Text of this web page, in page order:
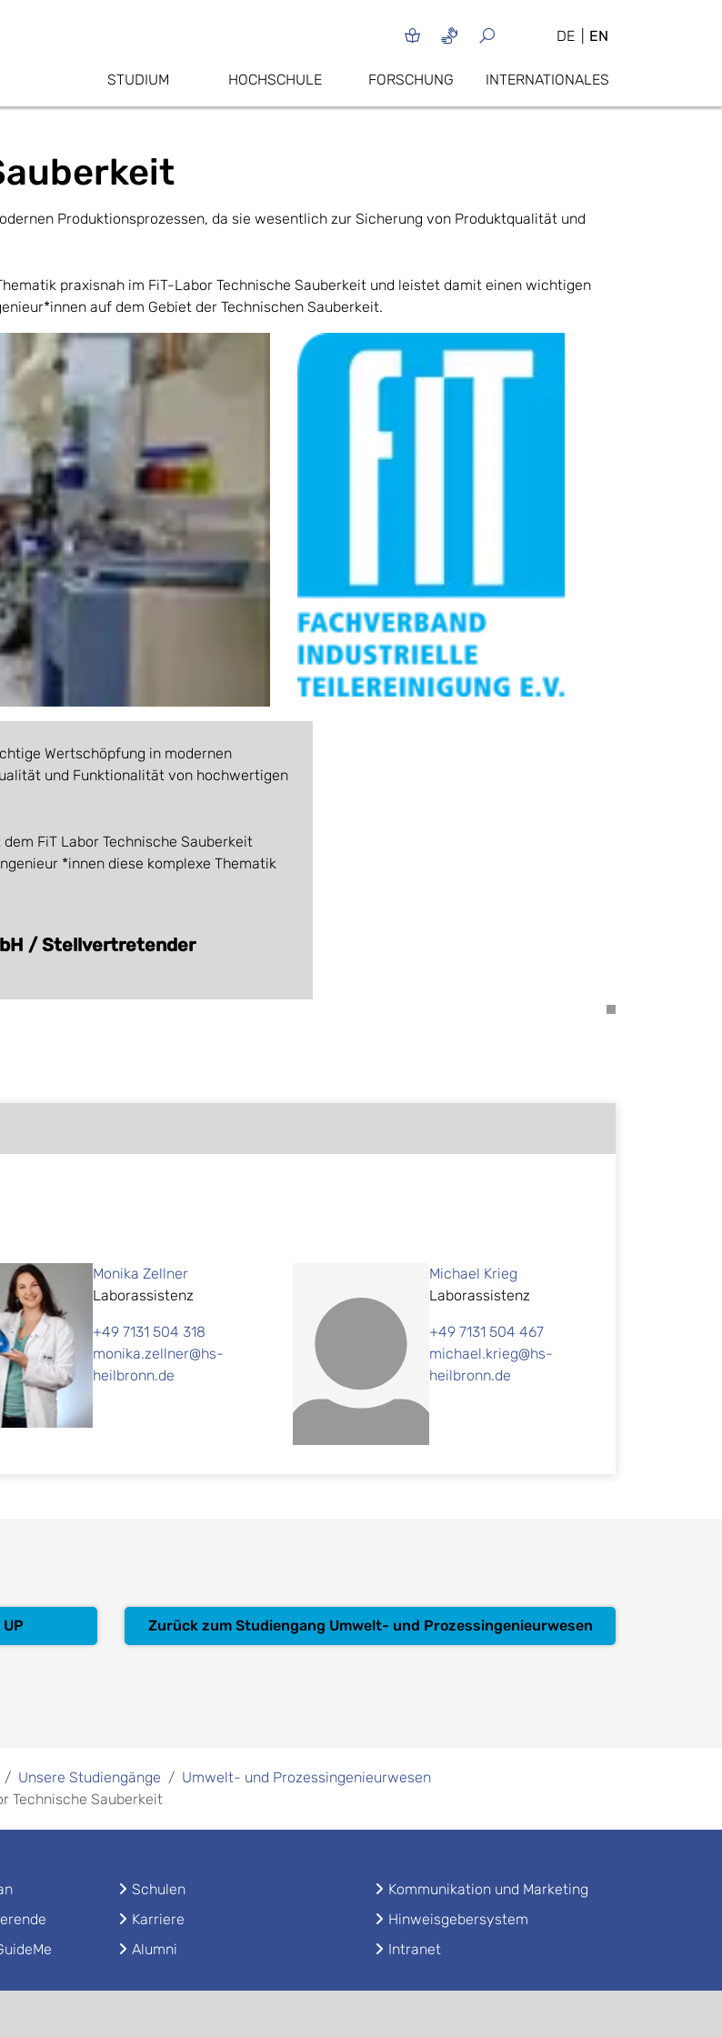
DE EN
STUDIUM HOCHSCHULE FORSCHUNG INTERNATIONALES
Produktionsprozessen, da sie wesentlich zur Sicherung von Produktqualität und
praxisnah im FiT-Labor Technische Sauberkeit und leistet damit einen wichtigen
auf dem Gebiet der Technischen Sauberkeit.
Wertschöpfung in modernen
und Funktionalität von hochwertigen
FiT Labor Technische Sauberkeit
*innen diese komplexe Thematik
/ Stellvertretender
Monika Zellner
Laborassistenz
+49 7131 504 318
monika.zellner@hs-
heilbronn.de
Michael Krieg
Laborassistenz
+49 7131 504 467
michael.krieg@hs-
heilbronn.de
Zurück zum Studiengang Umwelt- und Prozessingenieurwesen
Unsere Studiengänge
Umwelt- und Prozessingenieurwesen
Technische Sauberkeit
Schulen
Karriere
Alumni
Kommunikation und Marketing
Hinweisgebersystem
Intranet